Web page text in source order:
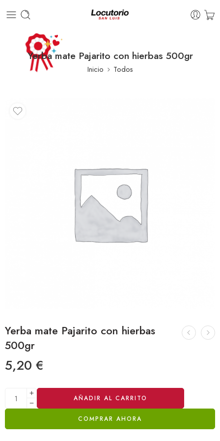
Yerba mate Pajarito con hierbas 500gr
Inicio Todos
Yerba mate Pajarito con hierbas
500gr
5,20 €
AÑADIR AL CARRITO
COMPRAR AHORA
Alternative: